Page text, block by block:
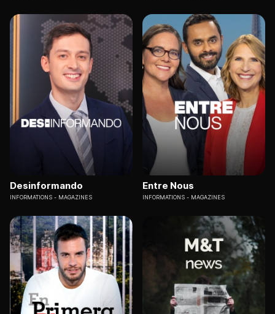
Desinformando
INFORMATIONS MAGAZINES
Entre Nous
INFORMATIONS MAGAZINES